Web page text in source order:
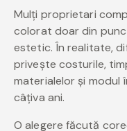
Mulți proprietari
colorat doar din
estetic. În realitate,
privește costurile,
materialelor și modul
câțiva ani.
O alegere făcută